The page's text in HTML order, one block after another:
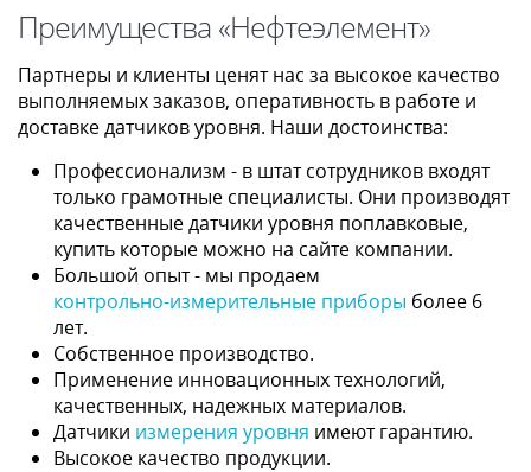
Преимущества «Нефтеэлемент»
Партнеры и клиенты ценят нас за высокое качество
выполняемых заказов, оперативность в работе и
доставке датчиков уровня. Наши достоинства:
Профессионализм - в штат сотрудников входят
только грамотные специалисты. Они производят
качественные датчики уровня поплавковые,
купить которые можно на сайте компании.
Большой опыт - мы продаем
контрольно-измерительные приборы более 6
лет.
Собственное производство.
Применение инновационных технологий,
качественных, надежных материалов.
Датчики измерения уровня имеют гарантию.
Высокое качество продукции.